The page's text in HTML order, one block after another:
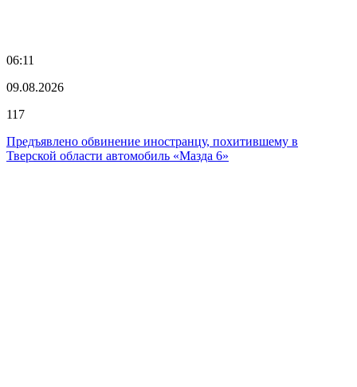
06:11
09.08.2026
117
Предъявлено обвинение иностранцу, похитившему в
Тверской области автомобиль «Мазда 6»